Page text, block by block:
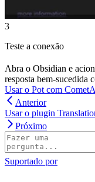
3
Teste a conexão
Abra o Obsidian e
resposta bem-sucedida
Usar o Pot com
Anterior
Usar o plugin
Próximo
Suportado por